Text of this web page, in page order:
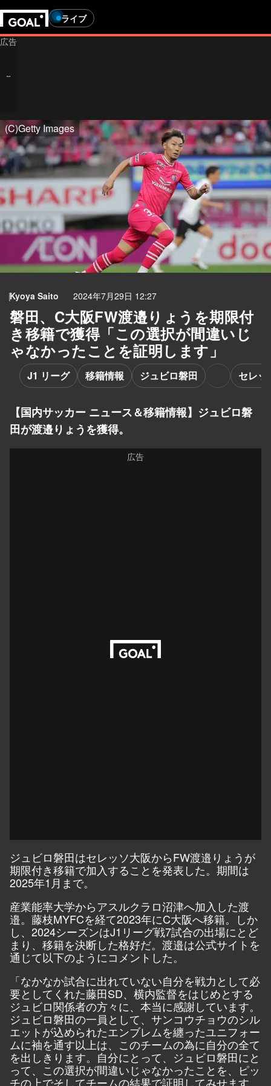
ライブ
(C)Getty Images
Kyoya Saito 2024年7月29日 12:27
磐田、C大阪FW渡邉りょうを期限付
き移籍で獲得「この選択が間違いじ
ゃなかったことを証明します」
J1 リーグ 移籍情報 ジュビロ磐田 セレッ
【国内サッカー ニュース＆移籍情報】ジュビロ磐
田が渡邉りょうを獲得。
ジュビロ磐田はセレッソ大阪からFW渡邉りょうが
期限付き移籍で加入することを発表した。期間は
2025年1月まで。
産業能率大学からアスルクラロ沼津へ加入した渡
邉。藤枝MYFCを経て2023年にC大阪へ移籍。しか
し、2024シーズンはJ1リーグ戦7試合の出場にとど
まり、移籍を決断した格好だ。渡邉は公式サイトを
通じて以下のようにコメントした。
「なかなか試合に出れていない自分を戦力として必
要としてくれた藤田SD、横内監督をはじめとする
ジュビロ関係者の方々に、本当に感謝しています。
ジュビロ磐田の一員として、サンコウチョウのシル
エットが込められたエンブレムを纏ったユニフォー
ムに袖を通す以上は、このチームの為に自分の全て
を出しきります。自分にとって、ジュビロ磐田にと
って、この選択が間違いじゃなかったことを、ピッ
チの上でそしてチームの結果で証明してみせます。